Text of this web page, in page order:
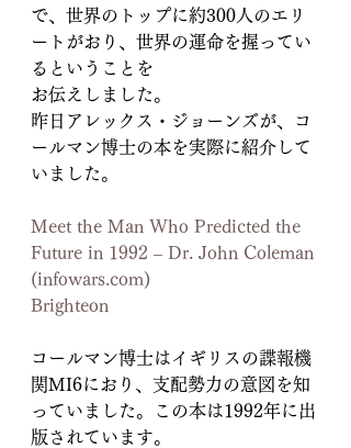
で、世界のトップに約300人のエリ
ートがおり、世界の運命を握ってい
るということを
お伝えしました。
昨日アレックス・ジョーンズが、コ
ールマン博士の本を実際に紹介して
いました。
Meet the Man Who Predicted the
Future in 1992 – Dr. John Coleman
(infowars.com)
Brighteon
コールマン博士はイギリスの諜報機
関MI6におり、支配勢力の意図を知
っていました。この本は1992年に出
版されています。